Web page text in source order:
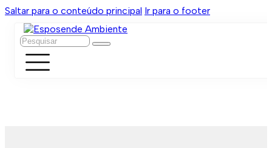
Saltar para o conteúdo principal Ir para o footer
Pesquisar